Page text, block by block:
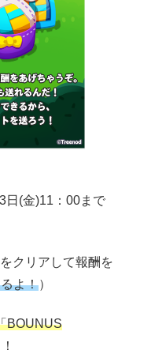
日(金)11：00まで
クリアして報酬を
よ！）
BOUNUS